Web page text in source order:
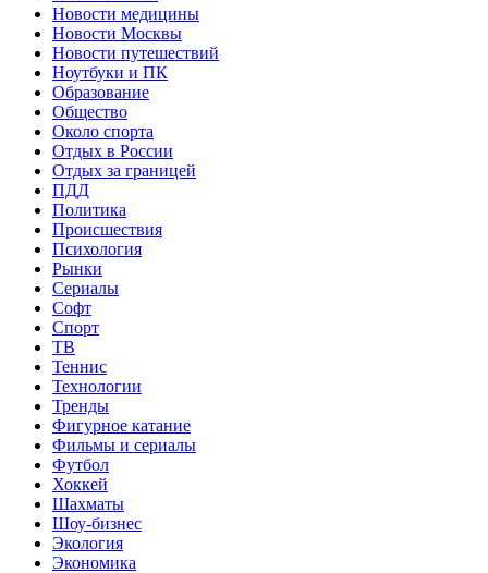
Новости медицины
Новости Москвы
Новости путешествий
Ноутбуки и ПК
Образование
Общество
Около спорта
Отдых в России
Отдых за границей
ПДД
Политика
Происшествия
Психология
Рынки
Сериалы
Софт
Спорт
ТВ
Теннис
Технологии
Тренды
Фигурное катание
Фильмы и сериалы
Футбол
Хоккей
Шахматы
Шоу-бизнес
Экология
Экономика